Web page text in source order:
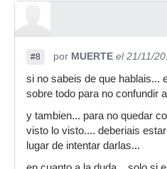
#8 por MUERTE el 21/11/
si no sabeis de que hablais...
sobre todo para no confundir
y tambien... para no quedar
visto lo visto.... deberiais
lugar de intentar darlas...